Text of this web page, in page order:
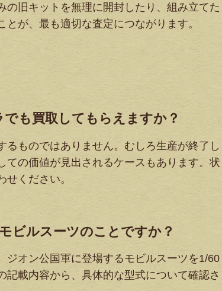
旧キットを無理に開封したり、組み立てた
が、最も適切な査定につながります。
も買取してもらえますか？
ものではありません。むしろ生産が終了し
の価値が見出されるケースもあります。状
ください。
ビルスーツのことですか？
ジオン公国軍に登場するモビルスーツを1/60
載内容から、具体的な型式について確認さ